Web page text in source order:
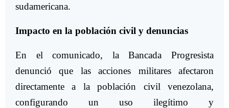
sudamericana.
Impacto en la población civil y denuncias
En el comunicado, la Bancada Progresista
denunció que las acciones militares afectaron
directamente a la población civil venezolana,
configurando un uso ilegítimo y